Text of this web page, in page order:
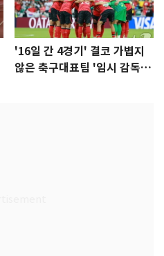
'16일 간 4경기' 결코 가볍지
않은 축구대표팀 '임시 감독'